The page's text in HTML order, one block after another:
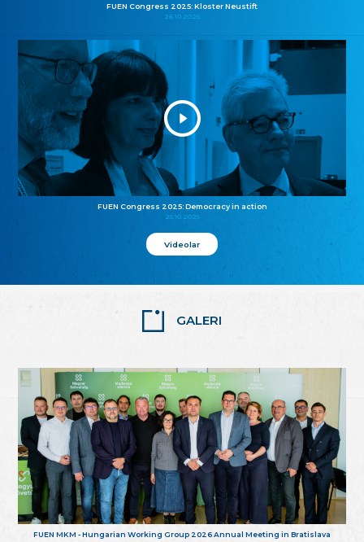
FUEN Congress 2025: Kloster Neustift
26.10.2025
FUEN Congress 2025: Democracy in action
25.10.2025
Videolar
GALERI
FUEN MKM - Hungarian Working Group 2026 Annual Meeting in Bratislava